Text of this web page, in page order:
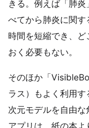
きる。例えば「肺
べてから肺炎に関
時間を短縮でき、
おく必要もない。
そのほか「
ラス）もよく利用
次元モデルを自由
アプリは、紙の本よ